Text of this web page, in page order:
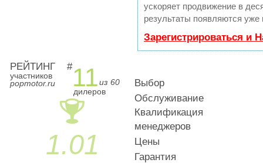
ускоряет продвижение в
результаты появляются
Зарегистрироваться и
РЕЙТИНГ
участников
popmotor.ru
#11из 60
дилеров
🏆
1.01
Выбор
Обслуживание
Квалификация
менеджеров
Цены
Гарантия